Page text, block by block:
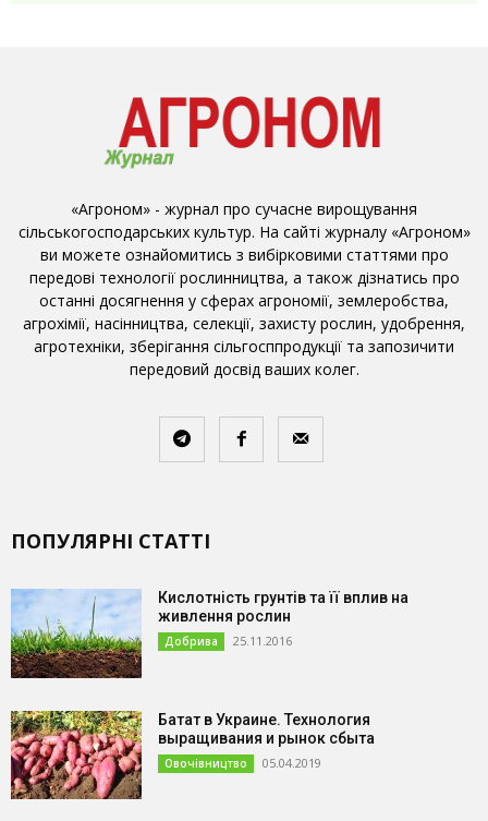
«Агроном» - журнал про сучасне вирощування
сільськогосподарських культур. На сайті журналу «Агроном»
ви можете ознайомитись з вибірковими статтями про
передові технології рослинництва, а також дізнатись про
останні досягнення у сферах агрономії, землеробства,
агрохімії, насінництва, селекції, захисту рослин, удобрення,
агротехніки, зберігання сільгосппродукції та запозичити
передовий досвід ваших колег.
ПОПУЛЯРНІ СТАТТІ
Кислотність грунтів та її вплив на
живлення рослин
Добрива 25.11.2016
Батат в Украине. Технология
выращивания и рынок сбыта
Овочівництво 05.04.2019